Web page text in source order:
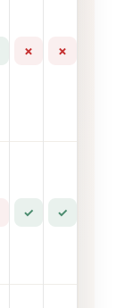
✗ ✗
✓ ✓